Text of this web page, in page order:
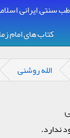
طب سنتی, ایرانی,
کتاب های امام
الله روشنی
ندارد.